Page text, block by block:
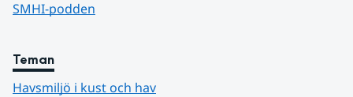
SMHI-podden
Teman
Havsmiljö i kust och hav